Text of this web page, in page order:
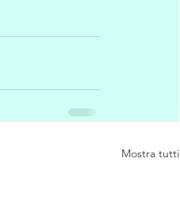
Mostra tutti